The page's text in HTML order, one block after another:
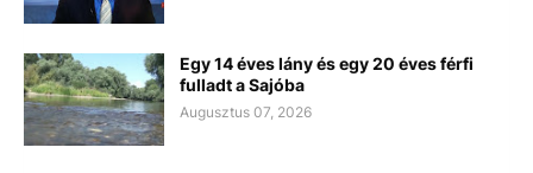
Egy 14 éves lány és egy 20 éves férfi
fulladt a Sajóba
Augusztus 07, 2026